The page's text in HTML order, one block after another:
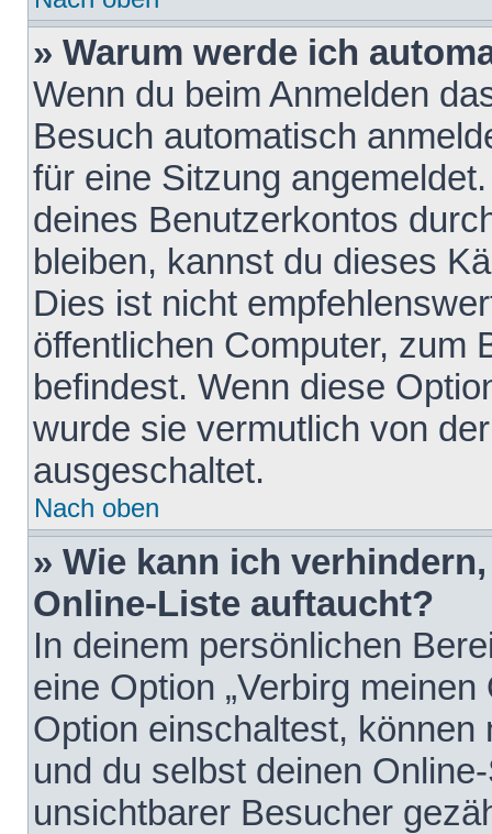
» Warum werde ich
Wenn du beim Anmelden
Besuch automatisch
für eine Sitzung
deines Benutzerkontos
bleiben, kannst du dieses
Dies ist nicht
öffentlichen Computer, zum
befindest. Wenn diese
wurde sie vermutlich von
ausgeschaltet.
Nach oben
» Wie kann ich
Online-Liste auftaucht?
In deinem persönlichen
eine Option „Verbirg
Option einschaltest,
und du selbst deinen
unsichtbarer Besucher